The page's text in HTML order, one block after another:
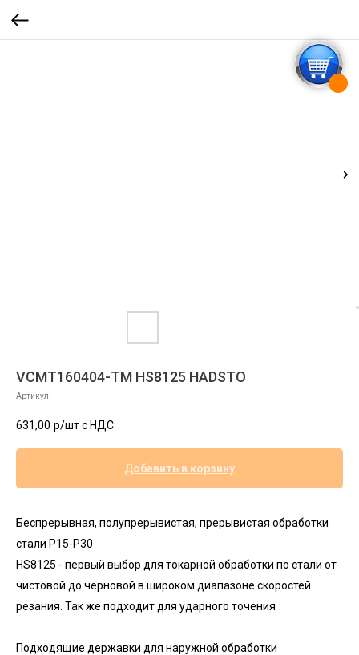
VCMT160404-TM HS8125 HADSTO
Артикул:
631,00 р/шт c НДС
Добавить в корзину
Беспрерывная, полупрерывистая, прерывистая обработки
стали P15-P30
HS8125 - первый выбор для токарной обработки по стали от
чистовой до черновой в широком диапазоне скоростей
резания. Так же подходит для ударного точения
Подходящие державки для наружной обработки